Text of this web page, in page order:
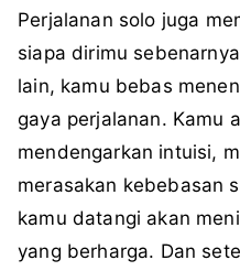
Perjalanan solo juga
siapa dirimu
lain, kamu bebas
gaya perjalanan. Kamu
mendengarkan intuisi,
merasakan kebebasan
kamu datangi akan
yang berharga. Dan